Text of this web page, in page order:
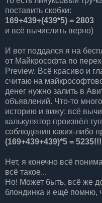
поставить скобки:
169+439+(439*5) = 2803
и всё вычислить верно)
И вот поддался я на
от Майкрософта по
Preview. Всё красиво и
считаю на
денег нужно залить в
объявлений. Что-то
историю и вижу: всё
калькулятор произвёл
соблюдения каких-либо
(169+439+439)*5 = 5235!!!
Нет, я конечно всё
всё такое...
Но! Может быть, всё же
блондинка и ещё помню,